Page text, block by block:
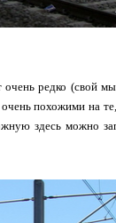
редко (свой
похожими на
здесь можно